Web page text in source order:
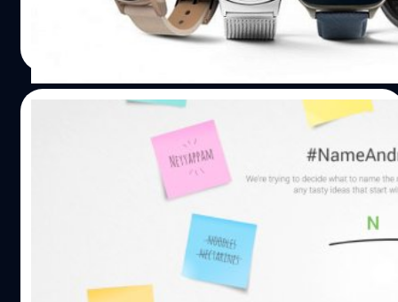
| 3731 days ago
แปลกขนาดไหน! Google เปิดให้ทุกคนร่วม
เสนอชื่อ Android N
ปกติในทุกๆปี ทาง Google ได้เปิดตัว Android รุ่นใหม่ ซึ่งจะ
มีชื่อเป็นขนมหวานและเป็นการเรียงลำดับตามตัวอักษรภาษา
อังกฤษตั้งแต่ Android 1.5 Cupcake เรื่อยมา